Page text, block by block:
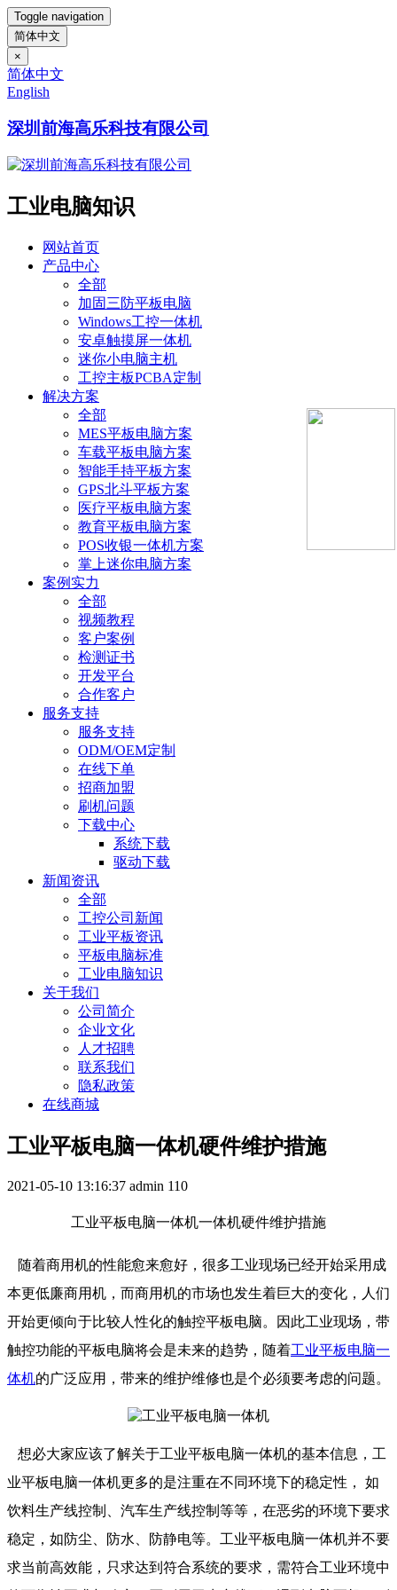
Toggle navigation
简体中文
×
简体中文
English
深圳前海高乐科技有限公司
工业电脑知识
网站首页
产品中心
全部
加固三防平板电脑
Windows工控一体机
安卓触摸屏一体机
迷你小电脑主机
工控主板PCBA定制
解决方案
全部
MES平板电脑方案
车载平板电脑方案
智能手持平板方案
GPS北斗平板方案
医疗平板电脑方案
教育平板电脑方案
POS收银一体机方案
掌上迷你电脑方案
案例实力
全部
视频教程
客户案例
检测证书
开发平台
合作客户
服务支持
服务支持
ODM/OEM定制
在线下单
招商加盟
刷机问题
下载中心
系统下载
驱动下载
新闻资讯
全部
工控公司新闻
工业平板资讯
平板电脑标准
工业电脑知识
关于我们
公司简介
企业文化
人才招聘
联系我们
隐私政策
在线商城
工业平板电脑一体机硬件维护措施
2021-05-10 13:16:37 admin 110
工业平板电脑一体机一体机硬件维护措施
随着商用机的性能愈来愈好，很多工业现场已经开始采用成
本更低廉商用机，而商用机的市场也发生着巨大的变化，人们
开始更倾向于比较人性化的触控平板电脑。因此工业现场，带
触控功能的平板电脑将会是未来的趋势，随着工业平板电脑一
体机的广泛应用，带来的维护维修也是个必须要考虑的问题。
想必大家应该了解关于工业平板电脑一体机的基本信息，工
业平板电脑一体机更多的是注重在不同环境下的稳定性， 如
饮料生产线控制、汽车生产线控制等等，在恶劣的环境下要求
稳定，如防尘、防水、防静电等。工业平板电脑一体机并不要
求当前高效能，只求达到符合系统的要求，需符合工业环境中